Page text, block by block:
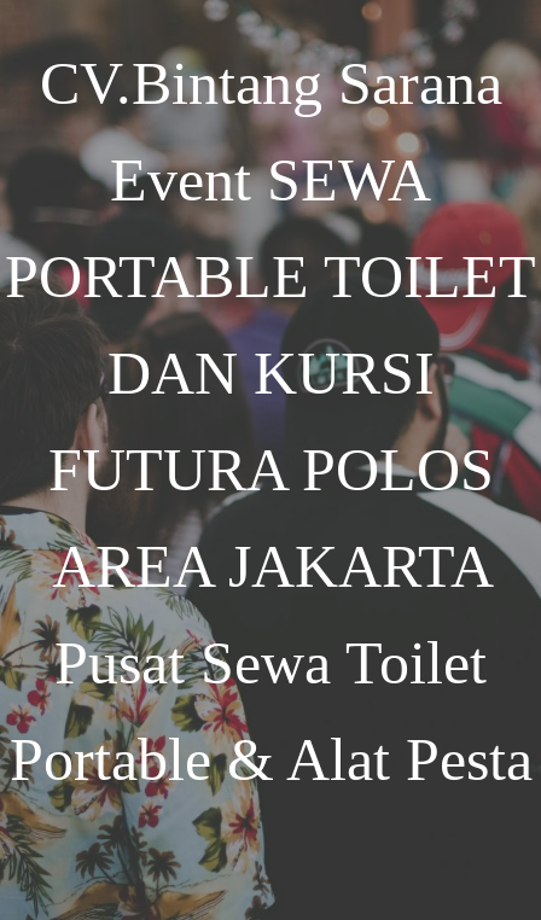
CV.Bintang Sarana
EventSEWA
PORTABLE TOILET
DAN KURSI
FUTURA POLOS
AREA JAKARTA
Pusat Sewa Toilet
Portable & Alat Pesta